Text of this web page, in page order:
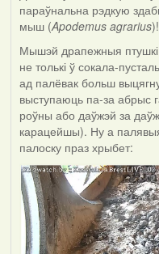
параўнальна рэдкую
мыш (Apodemus agrarius)!
Мышэй драпежныя птушкі
не толькі ў сокала-
ад палёвак больш
выступаюць па-за абрыс
роўны або даўжэй за
карацейшы). Ну а
палоску праз хрыбет: